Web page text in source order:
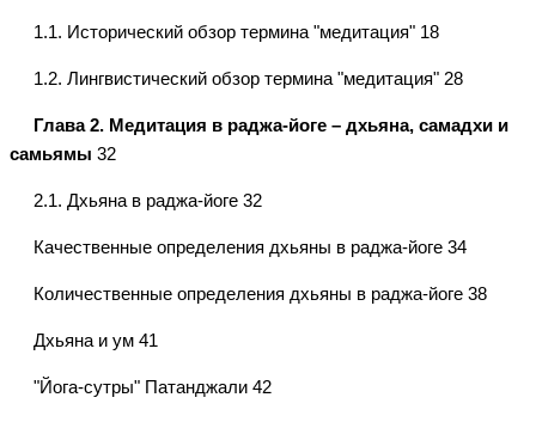
1.1. Исторический обзор термина "медитация" 18
1.2. Лингвистический обзор термина "медитация" 28
Глава 2. Медитация в раджа-йоге – дхьяна, самадхи и
самьямы 32
2.1. Дхьяна в раджа-йоге 32
Качественные определения дхьяны в раджа-йоге 34
Количественные определения дхьяны в раджа-йоге 38
Дхьяна и ум 41
"Йога-сутры" Патанджали 42